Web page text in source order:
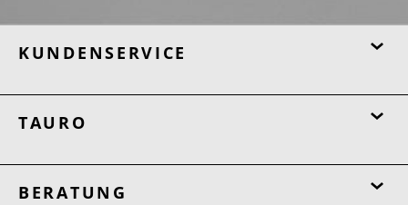
KUNDENSERVICE
TAURO
BERATUNG